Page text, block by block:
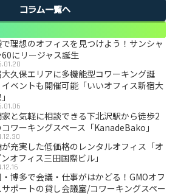
コラム一覧へ
で理想のオフィスを見つけよう！サンシャ
にリージャス誕生
久保エリアに多機能型コワーキング誕
イベントも開催可能「いいオフィス新宿大
と気軽に相談できる下北沢駅から徒歩2
ワーキングスペース「KanadeBako」
充実した低価格のレンタルオフィス「オ
オフィス三田国際ビル」
博多で会議・仕事がはかどる！GMOオフ
サポートの貸し会議室/コワーキングスペー